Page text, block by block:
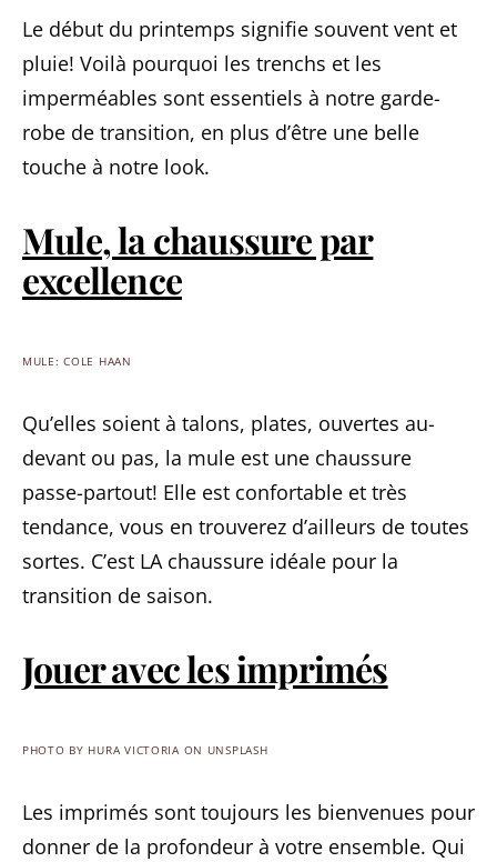
Le début du printemps signifie souvent vent et
pluie! Voilà pourquoi les trenchs et les
imperméables sont essentiels à notre garde-
robe de transition, en plus d’être une belle
touche à notre look.
Mule, la chaussure par
excellence
MULE: COLE HAAN
Qu’elles soient à talons, plates, ouvertes au-
devant ou pas, la mule est une chaussure
passe-partout! Elle est confortable et très
tendance, vous en trouverez d’ailleurs de toutes
sortes. C’est LA chaussure idéale pour la
transition de saison.
Jouer avec les imprimés
PHOTO BY HURA VICTORIA ON UNSPLASH
Les imprimés sont toujours les bienvenues pour
donner de la profondeur à votre ensemble. Qui